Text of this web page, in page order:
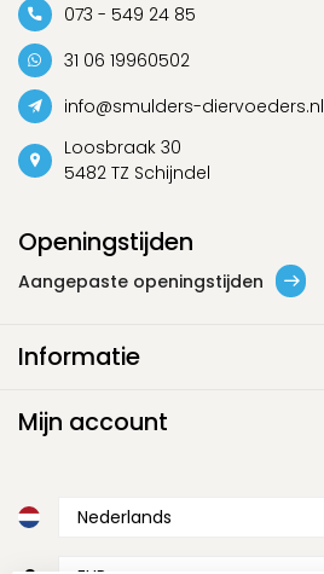
073 - 549 24 85
31 06 19960502
info@smulders-diervoeders.nl
Loosbraak 30
5482 TZ Schijndel
Openingstijden
Aangepaste openingstijden
Informatie
Mijn account